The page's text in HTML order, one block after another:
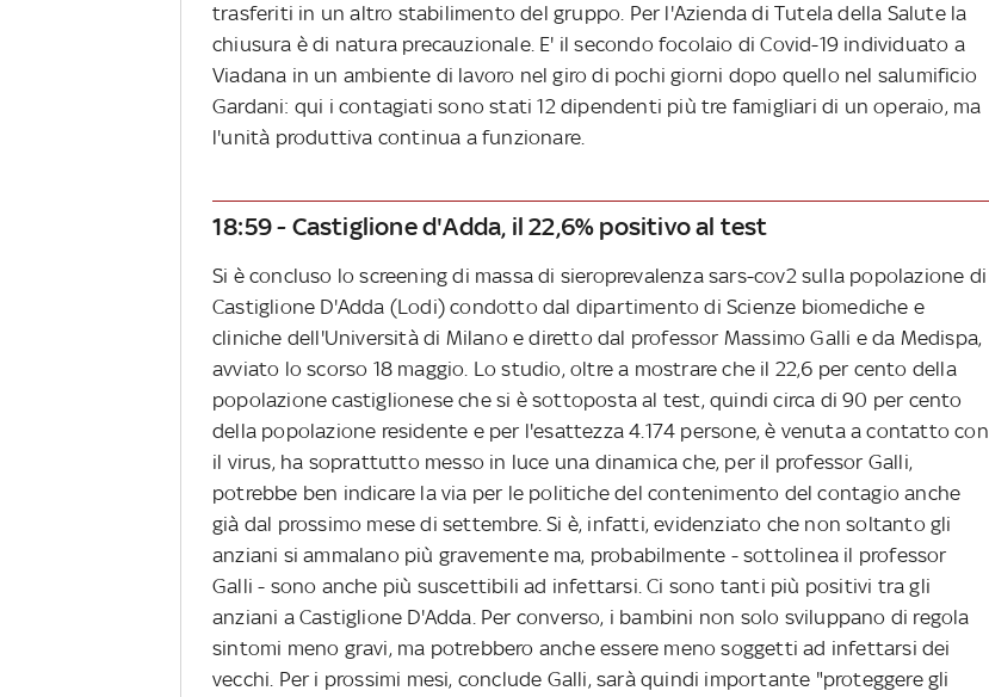
trasferiti in un altro stabilimento del gruppo. Per l'Azienda di Tutela della Salute la
chiusura è di natura precauzionale. E' il secondo focolaio di Covid-19 individuato a
Viadana in un ambiente di lavoro nel giro di pochi giorni dopo quello nel salumificio
Gardani: qui i contagiati sono stati 12 dipendenti più tre famigliari di un operaio, ma
l'unità produttiva continua a funzionare.
18:59 - Castiglione d'Adda, il 22,6% positivo al test
Si è concluso lo screening di massa di sieroprevalenza sars-cov2 sulla popolazione di
Castiglione D'Adda (Lodi) condotto dal dipartimento di Scienze biomediche e
cliniche dell'Università di Milano e diretto dal professor Massimo Galli e da Medispa,
avviato lo scorso 18 maggio. Lo studio, oltre a mostrare che il 22,6 per cento della
popolazione castiglionese che si è sottoposta al test, quindi circa di 90 per cento
della popolazione residente e per l'esattezza 4.174 persone, è venuta a contatto con
il virus, ha soprattutto messo in luce una dinamica che, per il professor Galli,
potrebbe ben indicare la via per le politiche del contenimento del contagio anche
già dal prossimo mese di settembre. Si è, infatti, evidenziato che non soltanto gli
anziani si ammalano più gravemente ma, probabilmente - sottolinea il professor
Galli - sono anche più suscettibili ad infettarsi. Ci sono tanti più positivi tra gli
anziani a Castiglione D'Adda. Per converso, i bambini non solo sviluppano di regola
sintomi meno gravi, ma potrebbero anche essere meno soggetti ad infettarsi dei
vecchi. Per i prossimi mesi, conclude Galli, sarà quindi importante "proteggere gli